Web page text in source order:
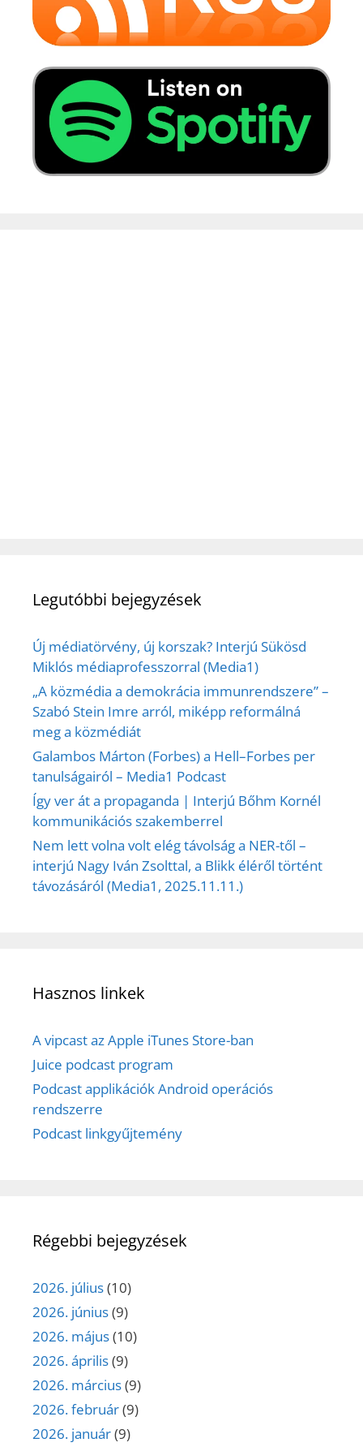
Legutóbbi bejegyzések
Új médiatörvény, új korszak? Interjú Sükösd
Miklós médiaprofesszorral (Media1)
„A közmédia a demokrácia immunrendszere” –
Szabó Stein Imre arról, miképp reformálná
meg a közmédiát
Galambos Márton (Forbes) a Hell–Forbes per
tanulságairól – Media1 Podcast
Így ver át a propaganda | Interjú Bőhm Kornél
kommunikációs szakemberrel
Nem lett volna volt elég távolság a NER-től –
interjú Nagy Iván Zsolttal, a Blikk éléről történt
távozásáról (Media1, 2025.11.11.)
Hasznos linkek
A vipcast az Apple iTunes Store-ban
Juice podcast program
Podcast applikációk Android operációs
rendszerre
Podcast linkgyűjtemény
Régebbi bejegyzések
2026. július(10)
2026. június(9)
2026. május(10)
2026. április(9)
2026. március(9)
2026. február(9)
2026. január(9)